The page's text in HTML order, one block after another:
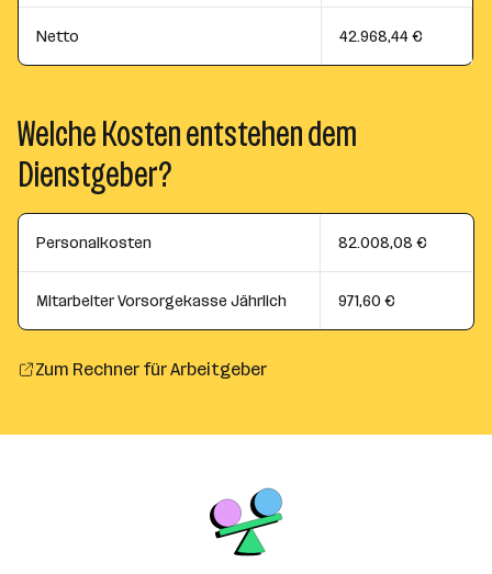
Netto 42.968,44 €
Welche Kosten entstehen dem
Dienstgeber?
Personalkosten 82.008,08 €
Mitarbeiter Vorsorgekasse Jährlich 971,60 €
Zum Rechner für Arbeitgeber